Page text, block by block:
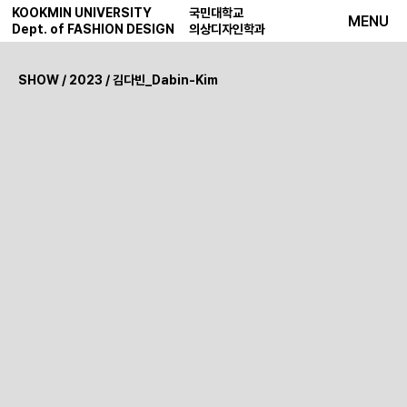
KOOKMIN UNIVERSITY
Dept. of FASHION DESIGN
국민대학교
의상디자인학과
MENU
SHOW / 2023 / 김다빈_Dabin-Kim